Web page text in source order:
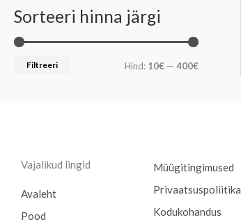
Sorteeri hinna järgi
Filtreeri Hind: 10€ — 400€
Vajalikud lingid
Avaleht
Pood
Müügitingimused
Privaatsuspoliitika
Kodukohandus